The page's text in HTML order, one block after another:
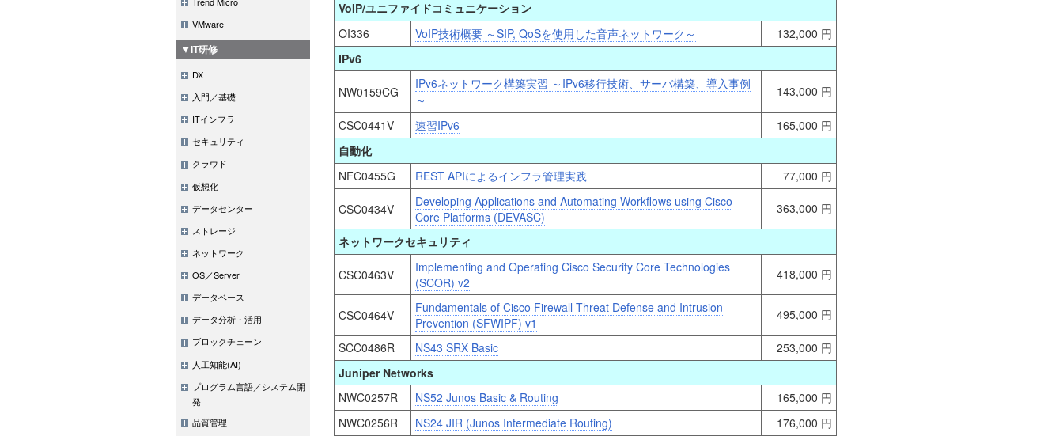
VMware
▼IT研修
DX
入門／基礎
ITインフラ
セキュリティ
クラウド
仮想化
データセンター
ストレージ
ネットワーク
OS／Server
データベース
データ分析・活用
ブロックチェーン
人工知能(AI)
プログラム言語／システム開
発
品質管理
VoIP/ユニファイドコミュニケーション
OI336
VoIP技術概要 ～SIP, QoSを使用した音声ネットワーク～
132,000 円
IPv6
NW0159CG
IPv6ネットワーク構築実習 ～IPv6移行技術、サーバ構築、導入事例
～
143,000 円
CSC0441V 速習IPv6
165,000 円
自動化
NFC0455G
REST APIによるインフラ管理実践 77,000 円
CSC0434V
Developing Applications and Automating Workflows using Cisco
Core Platforms (DEVASC)
363,000 円
ネットワークセキュリティ
CSC0463V
Implementing and Operating Cisco Security Core Technologies
(SCOR) v2
418,000 円
CSC0464V
Fundamentals of Cisco Firewall Threat Defense and Intrusion
Prevention (SFWIPF) v1
495,000 円
SCC0486R NS43 SRX Basic
253,000 円
Juniper Networks
NWC0257R
NS52 Junos Basic & Routing
165,000 円
NWC0256R
NS24 JIR (Junos Intermediate Routing)
176,000 円